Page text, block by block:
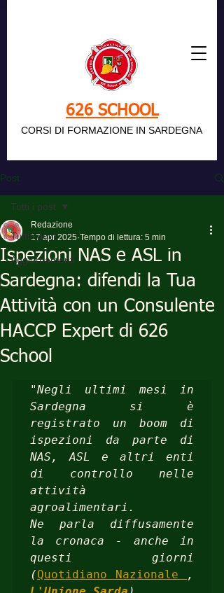
626 SCHOOL
CORSI DI FORMAZIONE IN SARDEGNA
Post
Tutti i post
Aggiornamenti
Tutti i post
Ispezioni NAS e ASL in
Sardegna: difendi la Tua
Attività con un Consulente
HACCP Expert di 626
School
Redazione
17 apr 2025 Tempo di lettura: 5 min
"Negli ultimi mesi in
Sardegna si è
registrato un boom di
ispezioni da parte di
NAS, ASL e altri enti
di controllo nelle
attività
agroalimentari.
Ne parla diffusamente
la cronaca - anche in
questi giorni
(Quotidiano Nazionale